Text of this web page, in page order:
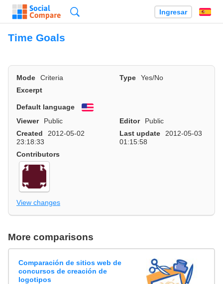
Ingresar
Time Goals
Mode Criteria Type
Yes/No
Excerpt
Default language
English
Viewer
Public Editor
Public
Created
2012-05-02
23:18:33
Last update
2012-05-03
01:15:58
Contributors
View changes
More comparisons
Comparación de sitios web de
concursos de creación de
logotipos